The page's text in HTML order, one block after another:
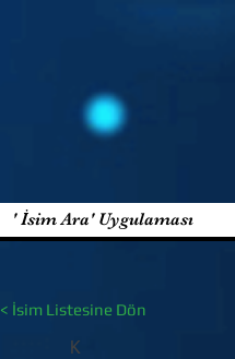
' İsim Ara' Uygulaması
< İsim Listesine Dön
K